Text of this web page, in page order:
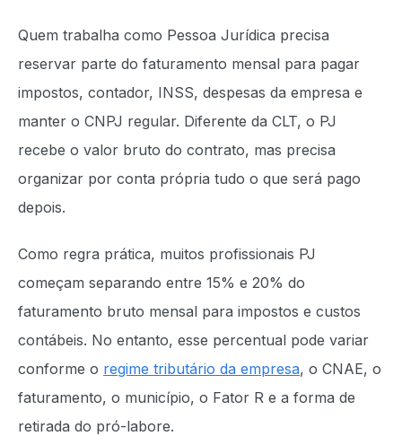
Quem trabalha como Pessoa Jurídica precisa
reservar parte do faturamento mensal para pagar
impostos, contador, INSS, despesas da empresa e
manter o CNPJ regular. Diferente da CLT, o PJ
recebe o valor bruto do contrato, mas precisa
organizar por conta própria tudo o que será pago
depois.
Como regra prática, muitos profissionais PJ
começam separando entre 15% e 20% do
faturamento bruto mensal para impostos e custos
contábeis. No entanto, esse percentual pode variar
conforme o regime tributário da empresa, o CNAE, o
faturamento, o município, o Fator R e a forma de
retirada do pró-labore.